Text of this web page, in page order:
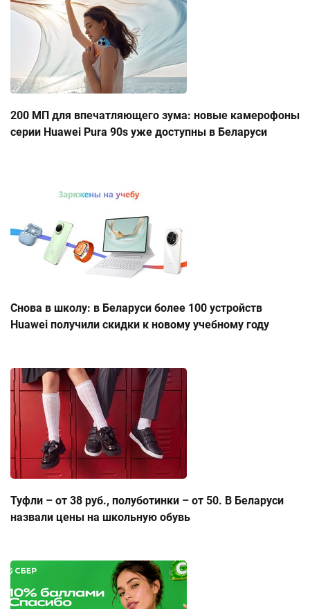
200 МП для впечатляющего зума: новые камерофоны
серии Huawei Pura 90s уже доступны в Беларуси
Снова в школу: в Беларуси более 100 устройств
Huawei получили скидки к новому учебному году
Туфли – от 38 руб., полуботинки – от 50. В Беларуси
назвали цены на школьную обувь